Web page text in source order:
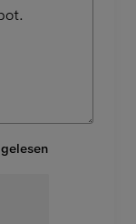
gelesen